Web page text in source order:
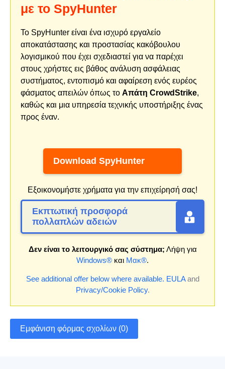
με το SpyHunter
Το SpyHunter είναι ένα ισχυρό εργαλείο
αποκατάστασης και προστασίας κακόβουλου
λογισμικού που έχει σχεδιαστεί για να παρέχει
στους χρήστες εις βάθος ανάλυση ασφάλειας
συστήματος, εντοπισμό και αφαίρεση ενός ευρέος
φάσματος απειλών όπως το Απάτη CrowdStrike,
καθώς και μια υπηρεσία τεχνικής υποστήριξης ένας
προς έναν.
Download SpyHunter
Εξοικονομήστε χρήματα για την επιχείρησή σας!
Εκπτωτική προσφορά
πολλαπλών αδειών
Δεν είναι το λειτουργικό σας σύστημα; Λήψη για
Windows® και Μακ®.
See additional offer below where available. EULAand
Privacy/Cookie Policy.
Εμφάνιση φόρμας σχολίων (0)